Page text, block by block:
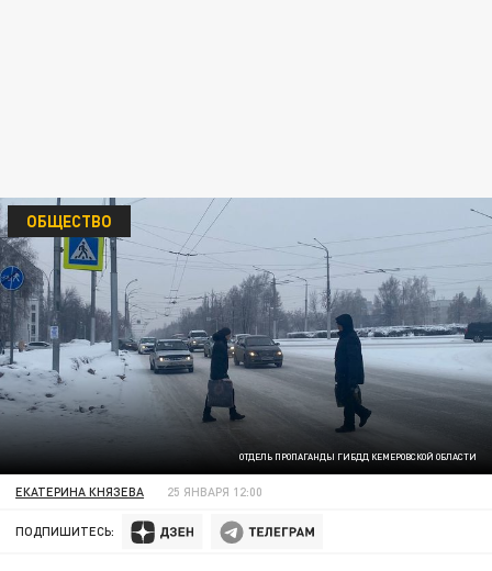
ОТДЕЛЬ ПРОПАГАНДЫ ГИБДД КЕМЕРОВСКОЙ ОБЛАСТИ
ОБЩЕСТВО
ЕКАТЕРИНА КНЯЗЕВА 25 ЯНВАРЯ 12:00
ПОДПИШИТЕСЬ: